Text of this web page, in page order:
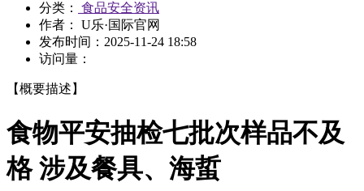
分类：
食品安全资讯
作者： U乐·国际官网
发布时间： 2025-11-24 18:58
访问量：
【概要描述】
食物平安抽检七批次样品不及
格 涉及餐具、海蜇